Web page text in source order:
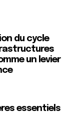
du cycle
un levier
essentiels